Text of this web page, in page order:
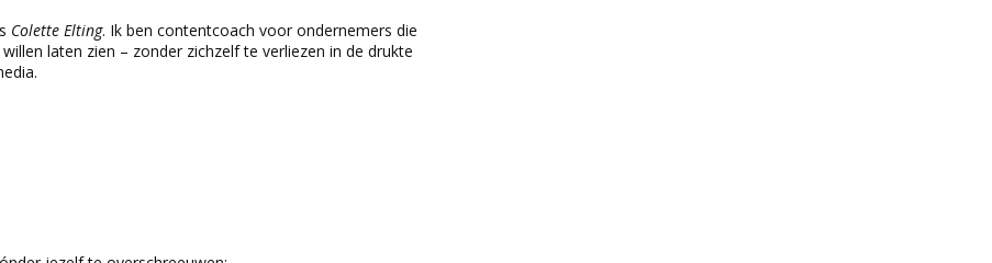
Colette Elting. Ik ben contentcoach voor ondernemers die
laten zien – zonder zichzelf te verliezen in de drukte